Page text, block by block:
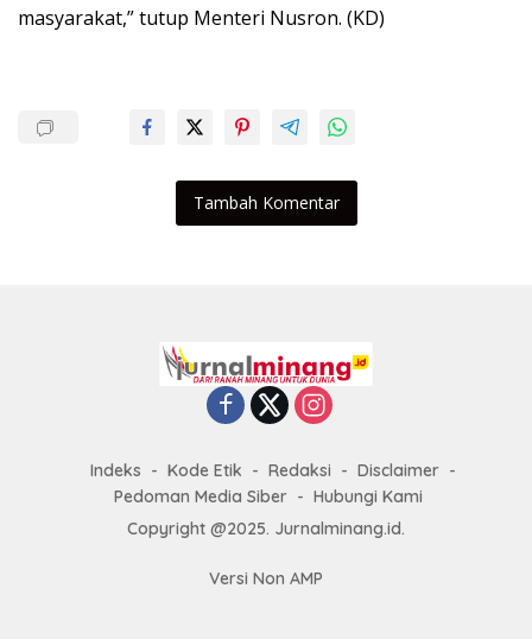
masyarakat,” tutup Menteri Nusron. (KD)
Tambah Komentar
Indeks Kode Etik Redaksi
Disclaimer
Pedoman Media Siber
Hubungi Kami
Copyright @2025. Jurnalminang.id.
Versi Non AMP